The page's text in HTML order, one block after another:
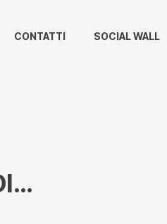
CONTATTI SOCIAL WALL